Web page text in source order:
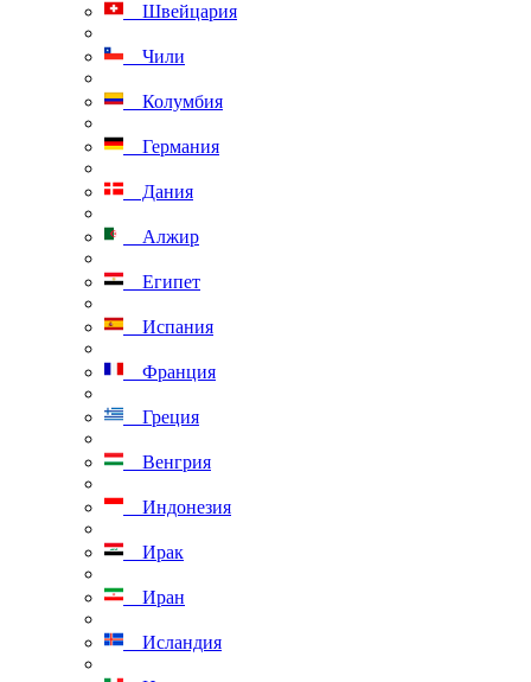
Швейцария
Чили
Колумбия
Германия
Дания
Алжир
Египет
Испания
Франция
Греция
Венгрия
Индонезия
Ирак
Иран
Исландия